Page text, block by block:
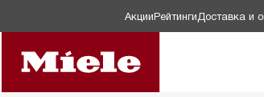
АкцииРейтинги Доставка и